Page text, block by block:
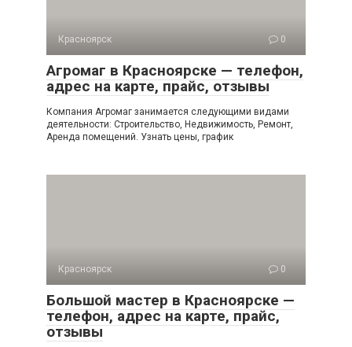
Красноярск 0
Агромаг в Красноярске — телефон,
адрес на карте, прайс, отзывы
Компания Агромаг занимается следующими видами
деятельности: Строительство, Недвижимость, Ремонт,
Аренда помещений. Узнать цены, график
Красноярск 0
Большой мастер в Красноярске —
телефон, адрес на карте, прайс,
отзывы